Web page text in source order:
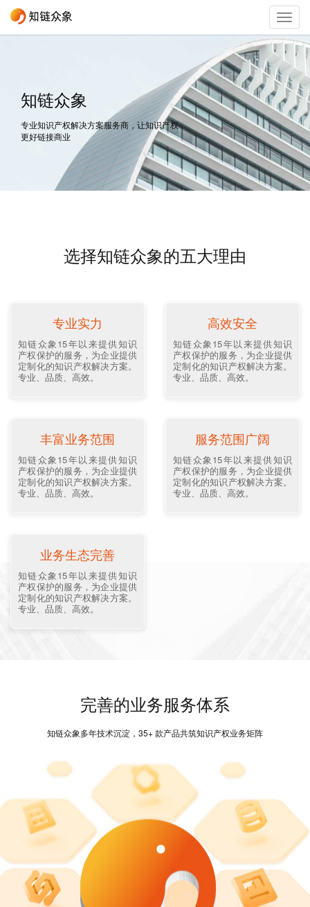
知链众象
专业知识产权解决方案服务商，让知识产权
更好链接商业
选择知链众象的五大理由
专业实力
知链众象15年以来提供知识
产权保护的服务，为企业提供
定制化的知识产权解决方案。
专业、品质、高效。
高效安全
知链众象15年以来提供知识
产权保护的服务，为企业提供
定制化的知识产权解决方案。
专业、品质、高效。
丰富业务范围
知链众象15年以来提供知识
产权保护的服务，为企业提供
定制化的知识产权解决方案。
专业、品质、高效。
服务范围广阔
知链众象15年以来提供知识
产权保护的服务，为企业提供
定制化的知识产权解决方案。
专业、品质、高效。
业务生态完善
知链众象15年以来提供知识
产权保护的服务，为企业提供
定制化的知识产权解决方案。
专业、品质、高效。
完善的业务服务体系
知链众象多年技术沉淀，35+ 款产品共筑知识产权业务矩阵